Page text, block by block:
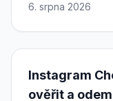
6. srpna 2026
Instagram
ověřit a